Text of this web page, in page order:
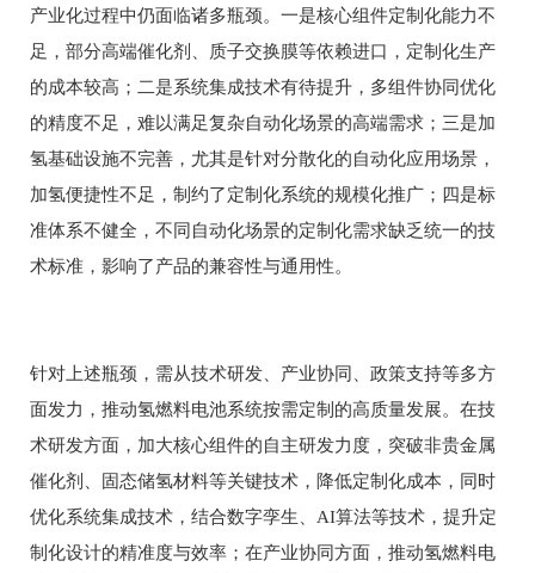
产业化过程中仍面临诸多瓶颈。一是核心组件定制化能力不
足，部分高端催化剂、质子交换膜等依赖进口，定制化生产
的成本较高；二是系统集成技术有待提升，多组件协同优化
的精度不足，难以满足复杂自动化场景的高端需求；三是加
氢基础设施不完善，尤其是针对分散化的自动化应用场景，
加氢便捷性不足，制约了定制化系统的规模化推广；四是标
准体系不健全，不同自动化场景的定制化需求缺乏统一的技
术标准，影响了产品的兼容性与通用性。
针对上述瓶颈，需从技术研发、产业协同、政策支持等多方
面发力，推动氢燃料电池系统按需定制的高质量发展。在技
术研发方面，加大核心组件的自主研发力度，突破非贵金属
催化剂、固态储氢材料等关键技术，降低定制化成本，同时
优化系统集成技术，结合数字孪生、AI算法等技术，提升定
制化设计的精准度与效率；在产业协同方面，推动氢燃料电